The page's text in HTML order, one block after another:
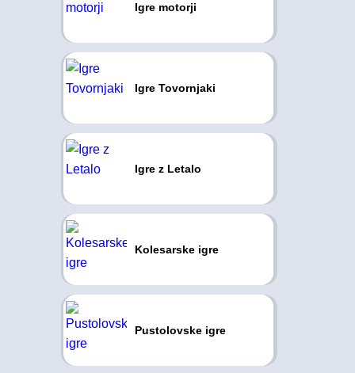
Igre motorji
Igre Tovornjaki
Igre z Letalo
Kolesarske igre
Pustolovske igre